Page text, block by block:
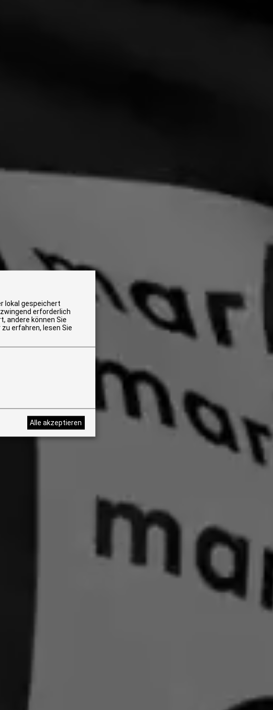
lokal gespeichert
erforderlich
andere können Sie
zu erfahren, lesen Sie
Alle akzeptieren